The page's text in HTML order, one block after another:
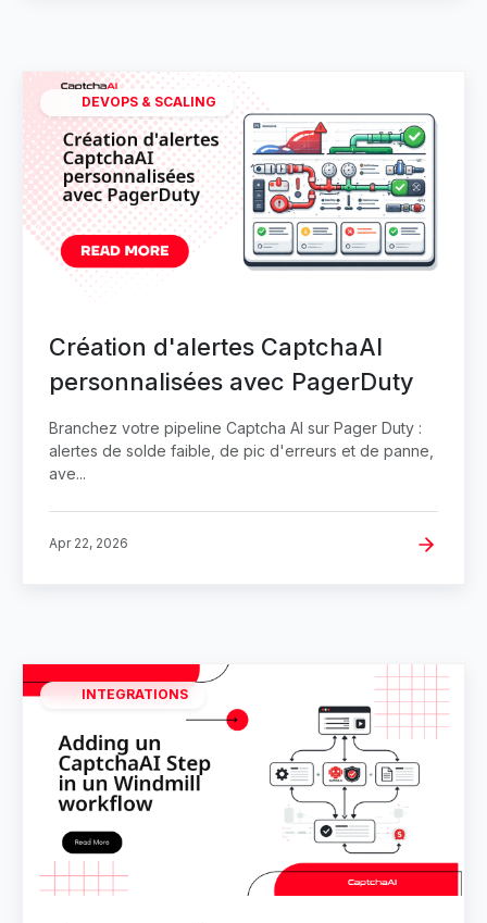
DEVOPS & SCALING
Création d'alertes CaptchaAI
personnalisées avec PagerDuty
Branchez votre pipeline Captcha AI sur Pager Duty :
alertes de solde faible, de pic d'erreurs et de panne,
ave...
Apr 22, 2026
INTEGRATIONS